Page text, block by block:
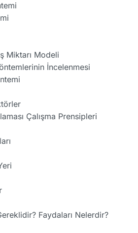
Miktarı Modeli
İncelenmesi
Çalışma Prensipleri
Faydaları Nelerdir?